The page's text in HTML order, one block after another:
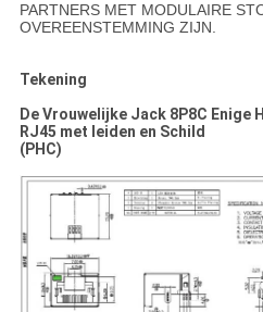
PARTNERS MET MODULAIRE
OVEREENSTEMMING ZIJN.
Tekening
De Vrouwelijke Jack 8P8C Enige
RJ45 met leiden en Schild
(PHC)